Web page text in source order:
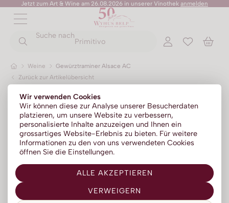
Wir verwenden Cookies
Wir können diese zur Analyse unserer Besucherdaten
platzieren, um unsere Website zu verbessern,
personalisierte Inhalte anzuzeigen und Ihnen ein
grossartiges Website-Erlebnis zu bieten. Für weitere
Informationen zu den von uns verwendeten Cookies
öffnen Sie die Einstellungen.
ALLE AKZEPTIEREN
VERWEIGERN
Jetzt zum Art & Wine am 26.08.2026 in unserer Vinothek anmelden
Suche nach
Primitivo
Weine
Gewürztraminer Alsace AC
Zurück zur Artikelübersicht
ZURÜCK
Champagner
Prosecco
Franciacorta
Sparkling
Méthode traditionelle
ZURÜCK
Portwein
Absinth
Aperitif | Bitter
Calvados
Cognac | Armagnac
Gin
Grappa | Tresterbrand
ZURÜCK
No Alc - Sparkling
No Alc - Stillwein
No Alc - Aperitif
No Alc - RTD Mixgetränke
Low Alc - Sparkling
Low Alc - Stillwein
ZURÜCK
Sommer-Sale
ZURÜCK
Senza Parole
Kylie Minogue Wines
Elton John Zero
AZZERIO
Tosone
Mavrio
Silentium